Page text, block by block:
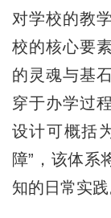
对学校的教
校的核心要
的灵魂与基
穿于办学过
设计可概括
障”，该体系
知的日常实践